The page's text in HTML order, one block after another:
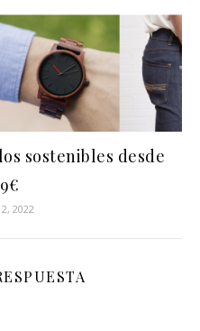
sostenibles desde
2022